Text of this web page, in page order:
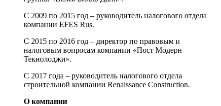
С 2009 по 2015 год – руководитель налогового отдела
компании EFES Rus.
С 2015 по 2016 год – директор по правовым и
налоговым вопросам компании «Пост Модерн
Текнолоджи».
С 2017 года – руководитель налогового отдела
строительной компании Renaissance Construction.
О компании